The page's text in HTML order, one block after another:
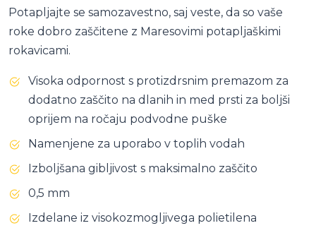
Potapljajte se samozavestno, saj veste, da so vaše
roke dobro zaščitene z Maresovimi potapljaškimi
rokavicami.
Visoka odpornost s protizdrsnim premazom za
dodatno zaščito na dlanih in med prsti za boljši
oprijem na ročaju podvodne puške
Namenjene za uporabo v toplih vodah
Izboljšana gibljivost s maksimalno zaščito
0,5 mm
Izdelane iz visokozmogljivega polietilena